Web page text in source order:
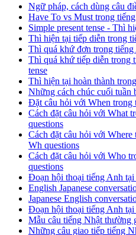
Ngữ pháp, cách dùng câu
Have To vs Must trong
Simple present tense - Thì
Thì hiện tại tiếp diễn trong
Thì quá khứ đơn trong tiếng
Thì quá khứ tiếp diễn trong
tense
Thì hiện tại hoàn thành
Những cách chúc cuối tuần
Đặt câu hỏi với When trong
Cách đặt câu hỏi với What
questions
Cách đặt câu hỏi với
Wh questions
Cách đặt câu hỏi với Who
questions
Đoạn hội thoại tiếng Anh tại
English Japanese
Japanese English
Đoạn hội thoại tiếng Anh tại
Mẫu câu tiếng Nhật thường
Những câu giao tiếp tiếng